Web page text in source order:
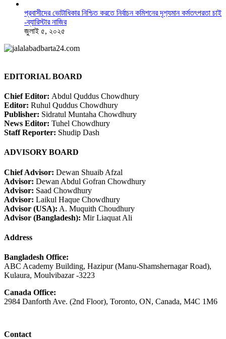
প্রবাসীদের ভোটাধিকার নিশ্চিত করতে নির্বাচন কমিশনের দৃশ‍্যমান কর্মতৎপরতা চাই
-ব্যারিস্টার নাজির
জুলাই ৫, ২০২৫
EDITORIAL BOARD
Chief Editor: Abdul Quddus Chowdhury
Editor: Ruhul Quddus Chowdhury
Publisher: Sidratul Muntaha Chowdhury
News Editor: Tuhel Chowdhury
Staff Reporter: Shudip Dash
ADVISORY BOARD
Chief Advisor: Dewan Shuaib Afzal
Advisor: Dewan Abdul Gofran Chowdhury
Advisor: Saad Chowdhury
Advisor: Laikul Haque Chowdhury
Advisor (USA): A. Muquith Choudhury
Advisor (Bangladesh): Mir Liaquat Ali
Address
Bangladesh Office:
ABC Academy Building, Hazipur (Manu-Shamshernagar Road),
Kulaura, Moulvibazar -3223
Canada Office:
2984 Danforth Ave. (2nd Floor), Toronto, ON, Canada, M4C 1M6
Contact